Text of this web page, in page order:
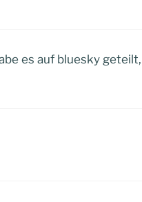
es auf bluesky